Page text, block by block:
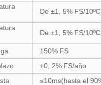
De ±1, 5% FS/10ºC
De ±1, 5% FS/10ºC
150% FS
±0, 2% FS/año
≤10ms(hasta el